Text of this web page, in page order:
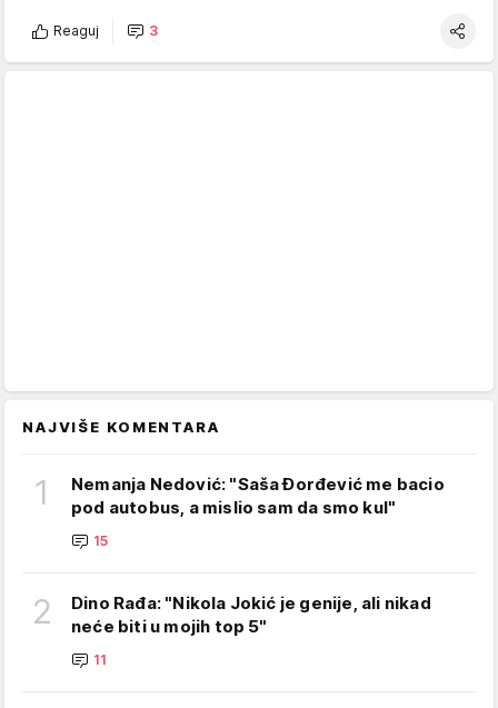
Reaguj 3
NAJVIŠE KOMENTARA
1
Nemanja Nedović: "Saša Đorđević me bacio
pod autobus, a mislio sam da smo kul"
15
2
Dino Rađa: "Nikola Jokić je genije, ali nikad
neće biti u mojih top 5"
11